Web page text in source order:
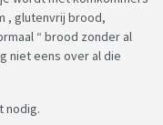
, glutenvrij brood,
“ brood zonder al
niet eens over al die
nodig.